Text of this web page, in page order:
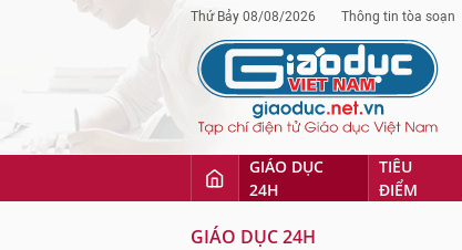
Thứ Bảy 08/08/2026 Thông tin tòa soạn
GIÁO DỤC
24H
TIÊU
ĐIỂM
GIÁO DỤC 24H